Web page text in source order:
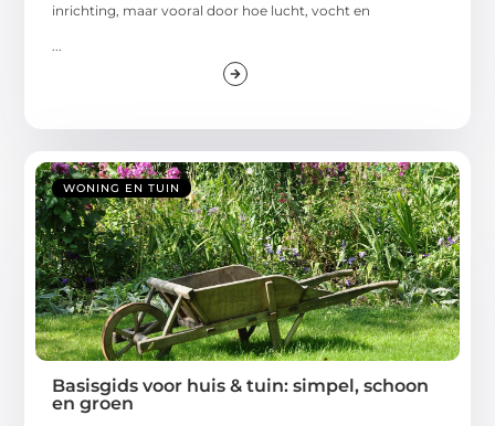
inrichting, maar vooral door hoe lucht, vocht en
...
WONING EN TUIN
Basisgids voor huis & tuin: simpel, schoon
en groen